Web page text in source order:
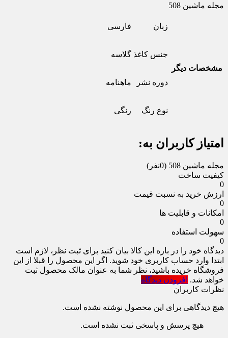
مجله ماشین 508
مشخصات دیگر
زبان فارسی
جنس کاغذ گلاسه
دوره نشر ماهنامه
نوع رنگ رنگی
امتیاز کاربران به:
مجله ماشین 508
(0نفر)
کیفیت ساخت
0
ارزش خرید به نسبت قیمت
0
امکانات و قابلیت ها
0
سهولت استفاده
0
دیدگاه خود را در باره این کالا بیان کنید برای ثبت نظر، لازم است
ابتدا وارد حساب کاربری خود شوید. اگر این محصول را قبلا از این
فروشگاه خریده باشید، نظر شما به عنوان مالک محصول ثبت
خواهد شد. افزودن دیدگاه
نظرات کاربران
هیچ دیدگاهی برای این محصول نوشته نشده است.
هیچ پرسش و پاسخی ثبت نشده است.